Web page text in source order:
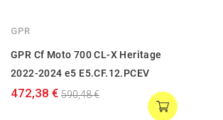
GPR
GPR Cf Moto 700 CL-X Heritage
2022-2024 e5 E5.CF.12.PCEV
472,38 € 590,48 €